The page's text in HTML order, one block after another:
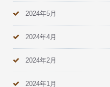
2024年5月
2024年4月
2024年2月
2024年1月